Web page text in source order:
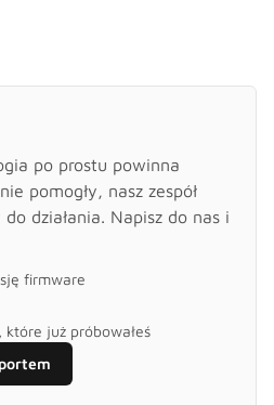
po prostu powinna
pomogły, nasz zespół
działania. Napisz do nas i
firmware
które już próbowałeś